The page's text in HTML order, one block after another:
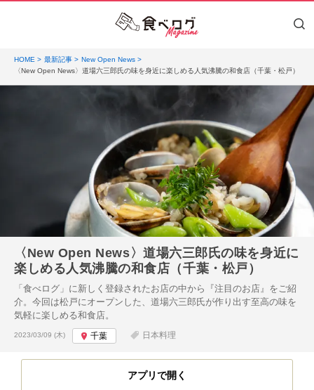
HOME 最新記事
New Open News
〈New Open News〉道場六三郎氏の味を身近に楽しめる人気沸騰の和食店（千葉・松戸）
〈New Open News〉道場六三郎氏の味を身近に
楽しめる人気沸騰の和食店（千葉・松戸）
「食べログ」に新しく登録されたお店の中から『注目のお店』をご紹
介。今回は松戸にオープンした、道場六三郎氏が作り出す至高の味を
気軽に楽しめる和食店。
投稿日:
2023/03/09 (木) 千葉 日本料理
アプリで開く